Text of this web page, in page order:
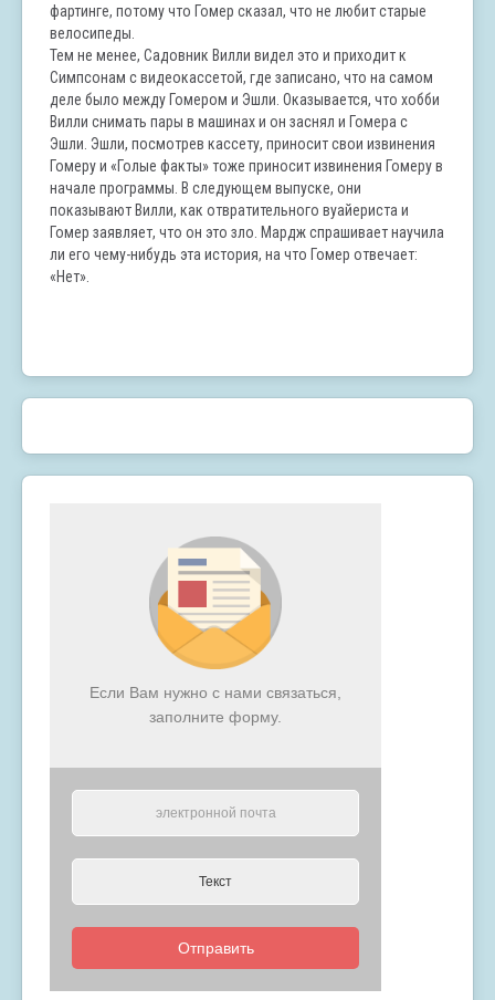
фартинге, потому что Гомер сказал, что не любит старые
велосипеды.
Тем не менее, Садовник Вилли видел это и приходит к
Симпсонам с видеокассетой, где записано, что на самом
деле было между Гомером и Эшли. Оказывается, что хобби
Вилли снимать пары в машинах и он заснял и Гомера с
Эшли. Эшли, посмотрев кассету, приносит свои извинения
Гомеру и «Голые факты» тоже приносит извинения Гомеру в
начале программы. В следующем выпуске, они
показывают Вилли, как отвратительного вуайериста и
Гомер заявляет, что он это зло. Мардж спрашивает научила
ли его чему-нибудь эта история, на что Гомер отвечает:
«Нет».
Если Вам нужно с нами связаться,
заполните форму.
Отправить